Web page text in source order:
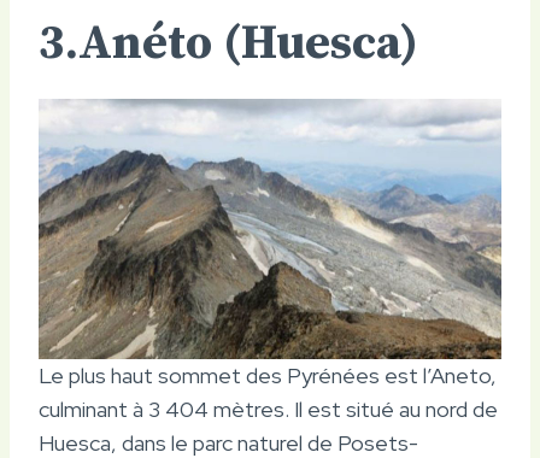
3.Anéto (Huesca)
Le plus haut sommet des Pyrénées est l’Aneto,
culminant à 3 404 mètres. Il est situé au nord de
Huesca, dans le parc naturel de Posets-